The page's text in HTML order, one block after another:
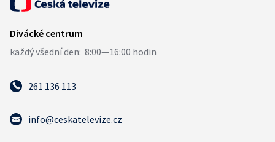
261 136 113
info@ceskatelevize.cz